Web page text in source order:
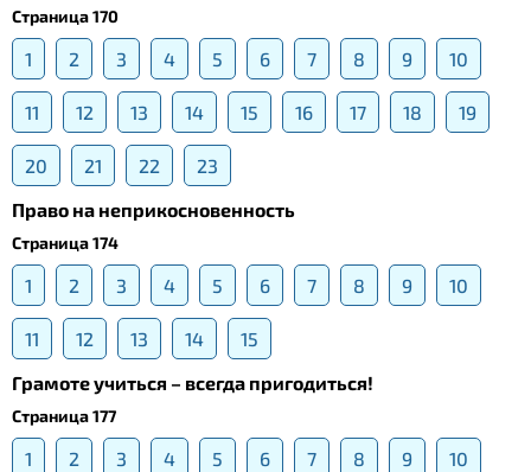
Страница 170
1 2 3 4 5 6 7 8 9 10
11 12 13 14 15 16 17 18 19
20 21 22
23
Право на неприкосновенность
Страница 174
1 2 3 4 5 6 7 8 9 10
11 12 13 14
15
Грамоте учиться – всегда пригодиться!
Страница 177
1 2 3 4 5 6 7 8 9 10